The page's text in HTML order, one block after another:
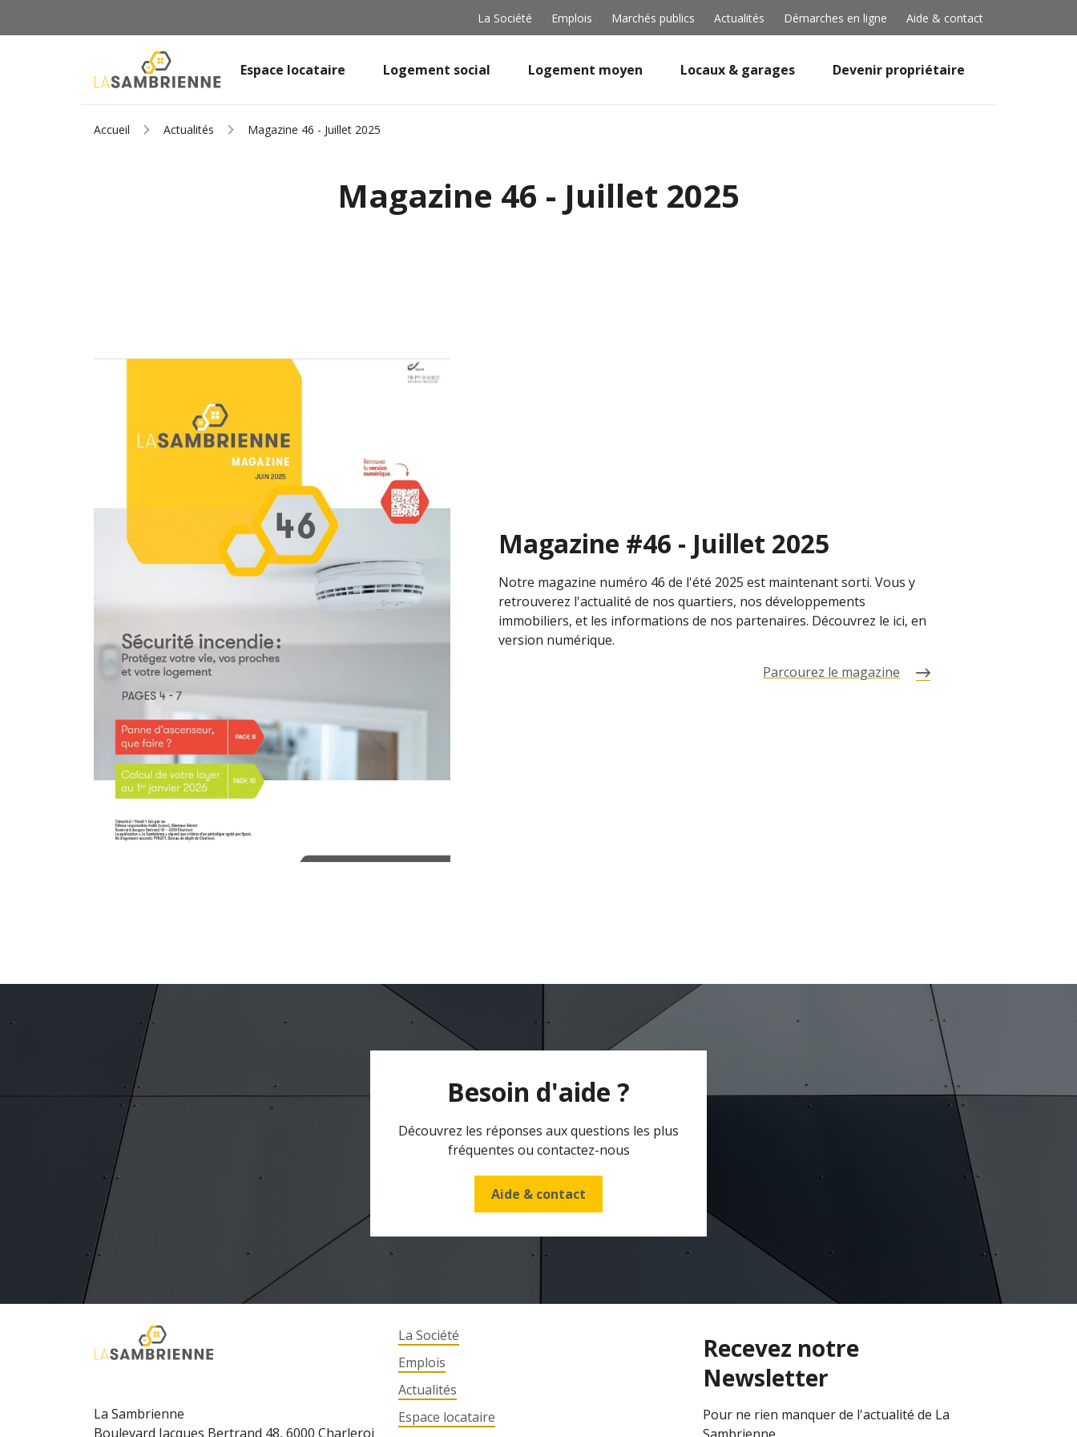
La Société Emplois Marchés publics Actualités Démarches en ligne Aide & contact
Espace locataire Logement social Logement moyen Locaux & garages Devenir propriétaire
Accueil Actualités Magazine 46 - Juillet 2025
Magazine 46 - Juillet 2025
Magazine #46 - Juillet 2025
Notre magazine numéro 46 de l'été 2025 est maintenant sorti. Vous y
retrouverez l'actualité de nos quartiers, nos développements
immobiliers, et les informations de nos partenaires. Découvrez le ici, en
version numérique.
Parcourez le magazine
Besoin d'aide ?
Découvrez les réponses aux questions les plus
fréquentes ou contactez-nous
Aide & contact
La Sambrienne
Boulevard Jacques Bertrand 48, 6000 Charleroi
La Société
Emplois
Actualités
Espace locataire
Recevez notre
Newsletter
Pour ne rien manquer de l'actualité de La